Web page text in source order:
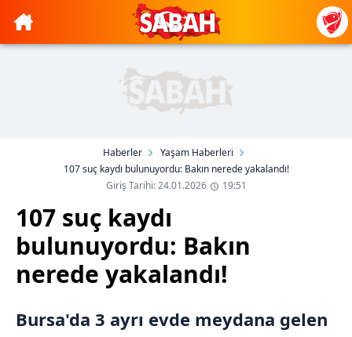
Haberler
Yaşam Haberleri
107 suç kaydı bulunuyordu: Bakın nerede yakalandı!
Giriş Tarihi: 24.01.2026
19:51
107 suç kaydı
bulunuyordu: Bakın
nerede yakalandı!
Bursa'da 3 ayrı evde meydana gelen